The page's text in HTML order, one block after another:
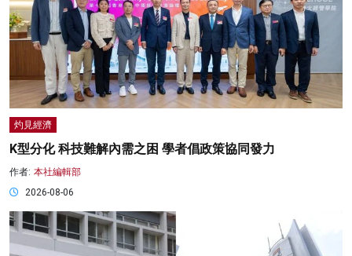
灼見經濟
K型分化 科技難解內需之困 學者倡政策協同發力
作者: 本社編輯部
2026-08-06